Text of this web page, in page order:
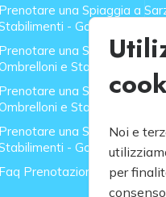
una Spiaggia a
- GoToMare
una Spiaggia a
e Stabilimenti -
una Spiaggia a
e Stabilimenti -
una Spiaggia a
- GoToMare
Prenotazione Spiagge
Noi e
per